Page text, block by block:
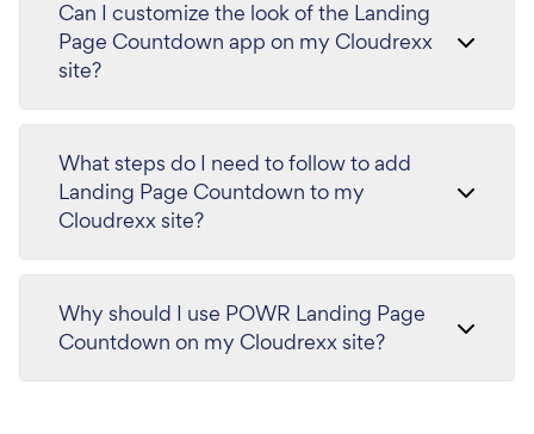
Can I customize the look of the Landing
Page Countdown app on my Cloudrexx
site?
What steps do I need to follow to add
Landing Page Countdown to my
Cloudrexx site?
Why should I use POWR Landing Page
Countdown on my Cloudrexx site?